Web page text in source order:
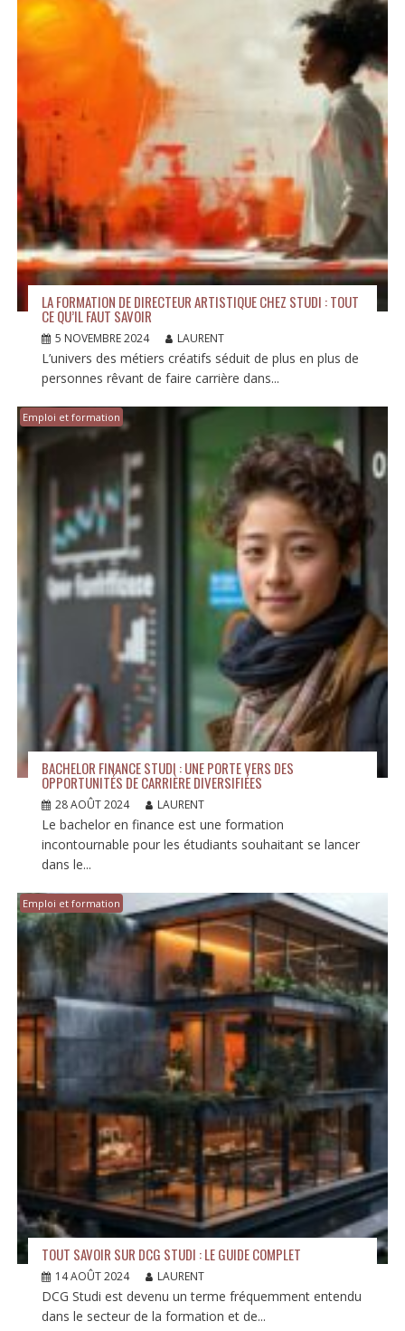
LA FORMATION DE DIRECTEUR ARTISTIQUE CHEZ STUDI : TOUT
CE QU’IL FAUT SAVOIR
5 NOVEMBRE 2024 LAURENT
L’univers des métiers créatifs séduit de plus en plus de
personnes rêvant de faire carrière dans...
Emploi et formation
BACHELOR FINANCE STUDI : UNE PORTE VERS DES
OPPORTUNITÉS DE CARRIÈRE DIVERSIFIÉES
28 AOÛT 2024 LAURENT
Le bachelor en finance est une formation
incontournable pour les étudiants souhaitant se lancer
dans le...
Emploi et formation
TOUT SAVOIR SUR DCG STUDI : LE GUIDE COMPLET
14 AOÛT 2024 LAURENT
DCG Studi est devenu un terme fréquemment entendu
dans le secteur de la formation et de...